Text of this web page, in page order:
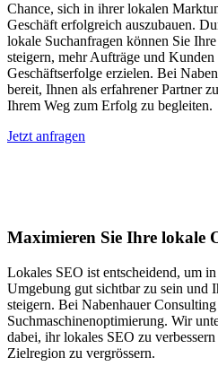
Chance, sich in ihrer lokalen
Geschäft erfolgreich auszubauen.
lokale Suchanfragen können Sie
steigern, mehr Aufträge und
Geschäftserfolge erzielen. Bei
bereit, Ihnen als erfahrener Partner
Ihrem Weg zum Erfolg zu begleiten.
Jetzt anfragen
Maximieren Sie Ihre lokale
Lokales SEO ist entscheidend, um
Umgebung gut sichtbar zu sein und
steigern. Bei Nabenhauer
Suchmaschinenoptimierung. Wir
dabei, ihr lokales SEO zu
Zielregion zu vergrössern.